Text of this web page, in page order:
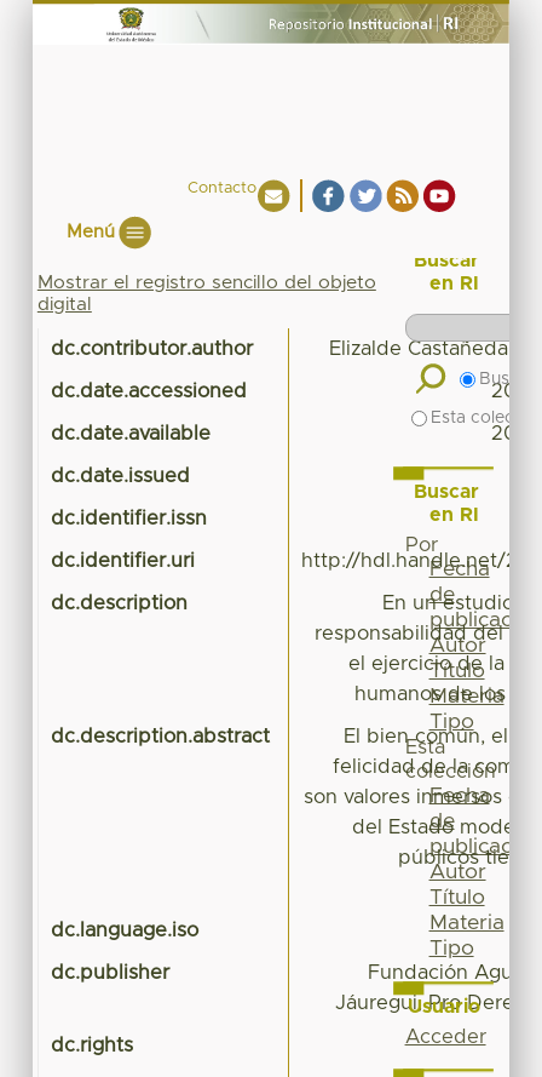
Contacto
Menú
Mostrar el registro sencillo del objeto
digital
dc.contributor.author Elizalde Castañeda,
dc.date.accessioned
dc.date.available
dc.date.issued
dc.identifier.issn
dc.identifier.uri http://hdl.handle.net/
dc.description
En un estudio
responsabilidad del
el ejercicio de la
humanos de los
dc.description.abstract
El bien común, el
felicidad de la
son valores inmersos
del Estado
públicos
dc.language.iso
dc.publisher
Fundación
Jáuregui, Pro
dc.rights
Buscar
en RI
Buscar
Esta
Buscar
en RI
Por
Fecha
de
publicación
Autor
Título
Materia
Tipo
Esta
colección
Fecha
de
publicación
Autor
Título
Materia
Tipo
Usuario
Acceder